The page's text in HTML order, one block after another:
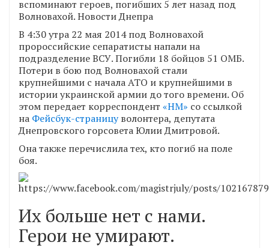
В 4:30 утра 22 мая 2014 под Волновахой
пророссийские сепаратисты напали на
подразделение ВСУ. Погибли 18 бойцов 51 ОМБ.
Потери в бою под Волновахой стали
крупнейшими с начала АТО и крупнейшими в
истории украинской армии до того времени. Об
этом передает корреспондент «НМ» со ссылкой
на Фейсбук-страницуволонтера, депутата
Днепровского горсовета Юлии Дмитровой.
Она также перечислила тех, кто погиб на поле
боя.
Их больше нет с нами.
Герои не умирают.